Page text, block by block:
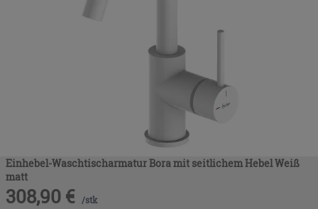
Einhebel-Waschtischarmatur Bora mit seitlichem Hebel Weiß
matt
308,90 € /stk